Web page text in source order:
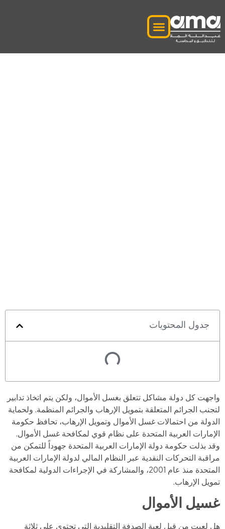
جدول المحتويات
واجهت كل دولة مشاكل تتعلق بغسل الأموال، ولكن يتم اتخاذ تدابير
لتجنب الجرائم المتعلقة بتمويل الإرهاب والجرائم المنظمة. ولحماية
الدولة من احتمالات غسل الأموال وتمويل الإرهاب، تحافظ حكومة
الإمارات العربية المتحدة على نظام قوي لمكافحة غسل الأموال.
وقد بذلت حكومة دولة الإمارات العربية المتحدة جهوداً للتمكن من
مراقبة التحركات النقدية عبر النظام المالي لدولة الإمارات العربية
المتحدة منذ عام 2001، والمشاركة في الإجراءات الدولية لمكافحة
تمويل الإرهاب.
غسيل الأموال
هل لعبت من قبل لعبة الصدفة التقليدية التي تحتوي على ثلاثة